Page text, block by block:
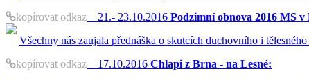
kopírovat odkaz 21.- 23.10.2016 Podzimní obnova 2016 MS
Všechny nás zaujala přednáška o skutcích duchovního i
kopírovat odkaz 17.10.2016 Chlapi z Brna - na Lesné: